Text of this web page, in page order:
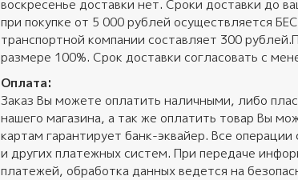
воскресенье доставки нет. Сроки доставки до
при покупке от 5 000 рублей осуществляется
транспортной компании составляет 300
размере 100%. Срок доставки согласовать с
Оплата:
Заказ Вы можете оплатить наличными, либо
нашего магазина, а так же оплатить товар Вы
картам гарантирует банк-эквайер. Все
и других платежных систем. При передаче
платежей, обработка данных ведется на